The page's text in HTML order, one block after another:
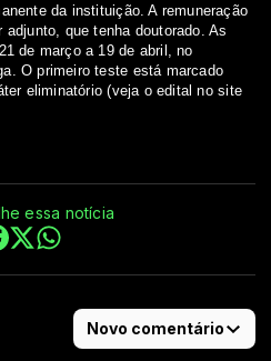
da instituição. A remuneração
que tenha doutorado. As
de março a 19 de abril, no
O primeiro teste está marcado
eliminatório (veja o edital no site
essa notícia
Novo comentário